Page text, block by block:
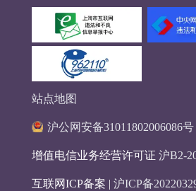
站点地图
沪公网安备31011802006086号
增值电信业务经营许可证 沪B2-
互联网ICP备案 | 沪ICP备